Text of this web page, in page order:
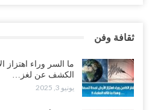
ثقافة وفن
الكشف عن لغز…
يونيو 3, 2025